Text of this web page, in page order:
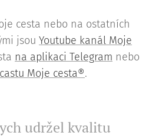
cesta nebo na ostatních
jsou Youtube kanál Moje
na aplikaci Telegram nebo
Moje cesta®.
udržel kvalitu